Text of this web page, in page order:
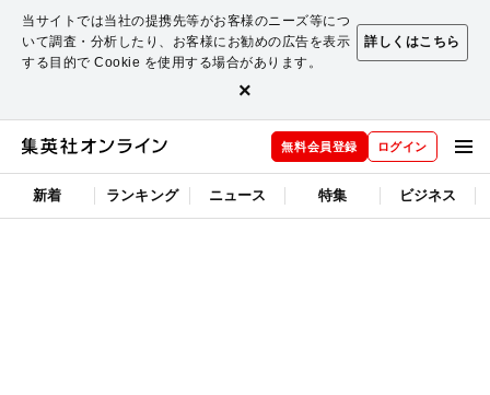
当サイトでは当社の提携先等がお客様のニーズ等につ
いて調査・分析したり、お客様にお勧めの広告を表示
する目的で Cookie を使用する場合があります。
詳しくはこちら
×
無料会員登録 ログイン
新着 ランキング ニュース 特集 ビジネス